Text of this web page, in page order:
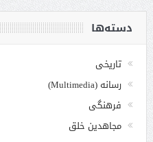
دسته‌ها
تاریخی
رسانه (Multimedia)
فرهنگی
مجاهدین خلق